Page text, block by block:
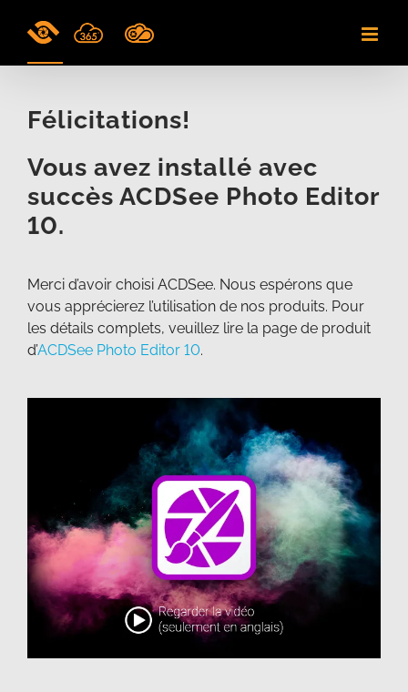
Félicitations!
Vous avez installé avec
succès ACDSee Photo Editor
10.
Merci d’avoir choisi ACDSee. Nous espérons que
vous apprécierez l’utilisation de nos produits. Pour
les détails complets, veuillez lire la page de produit
d’ACDSee Photo Editor 10.